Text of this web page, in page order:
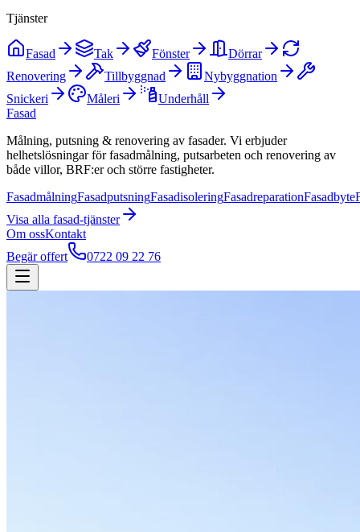
Tjänster
Fasad Tak Fönster
Dörrar
Renovering
Tillbyggnad
Nybyggnation
Snickeri
Måleri
Underhåll
Fasad
Målning, putsning & renovering av fasader. Vi erbjuder
helhetslösningar för fasadmålning, putsarbeten och renovering av
både villor, BRF:er och större fastigheter.
FasadmålningFasadputsningFasadisoleringFasadreparationFasadbyte
Visa alla fasad-tjänster
Om ossKontakt
Begär offert
0722 09 22 76